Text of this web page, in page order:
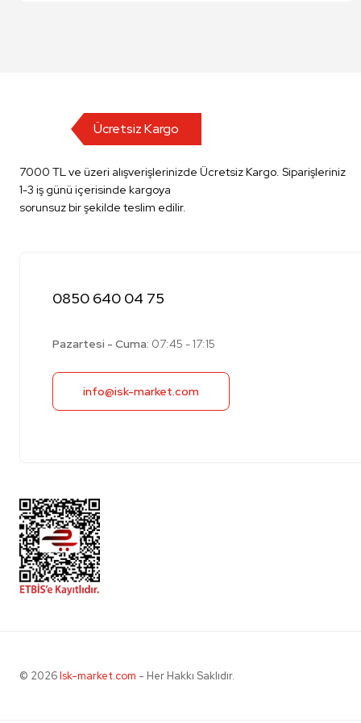
Ücretsiz Kargo
7000 TL ve üzeri alışverişlerinizde Ücretsiz Kargo. Siparişleriniz
1-3 iş günü içerisinde kargoya
sorunsuz bir şekilde teslim edilir.
0850 640 04 75
Pazartesi - Cuma: 07:45 - 17:15
info@isk-market.com
© 2026Isk-market.com - Her Hakkı Saklıdır.